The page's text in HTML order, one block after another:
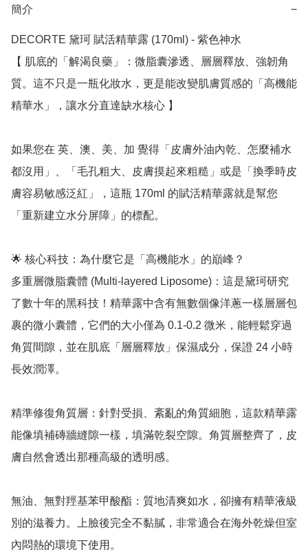
簡介 −
DECORTE 黛珂 賦活精華露 (170ml) - 紫色神水
【 肌底的「解渴良藥」：微脂囊滲透、層層釋放、強韌角
質。這不只是一瓶化妝水，更是能改變肌膚質感的「高機能
精華水」，讓水分直達缺水核心 】
如果您在 英、澳、美、加 覺得「皮膚外油內乾、怎麼補水
都沒用」、「毛孔粗大、皮膚摸起來粗糙」或是「換季時皮
膚容易敏感泛紅」，這瓶 170ml 的賦活精華露就是幫您
「重新建立水分屏障」的標配。
🌟 核心科技：為什麼它是「高機能水」的巔峰？
多重層微脂囊體 (Multi-layered Liposome)：這是黛珂研究
了數十年的黑科技！精華露中含有無數個像洋蔥一樣層層包
裹的微小囊體，它們的大小僅為 0.1-0.2 微米，能輕鬆穿過
角質間隙，並在肌底「層層釋放」保濕成分，保證 24 小時
長效潤澤。
精準修復角質層：針對受損、紊亂的角質細胞，這款精華露
能像填補磚牆縫隙一樣，填滿乾裂空隙。角質層整齊了，皮
膚自然會透出那種高級的透明感。
無油、無對羥基苯甲酸酯：質地清爽如水，卻擁有精華液級
別的滋養力。上臉後完全不黏膩，非常適合在海外乾燥但室
內悶熱的環境下使用。